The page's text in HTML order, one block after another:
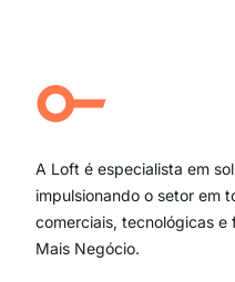
Campo Belo
Ipiranga
Paraíso
Itaim Bibi
A Loft é especialista em
impulsionando o setor em
comerciais, tecnológicas
Mais Negócio.